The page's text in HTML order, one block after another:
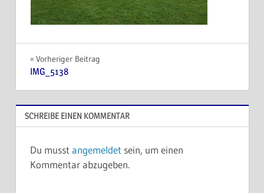
Beitragsnavigation
Vorheriger Beitrag
IMG_5138
SCHREIBE EINEN KOMMENTAR
Du musst angemeldet sein, um einen
Kommentar abzugeben.